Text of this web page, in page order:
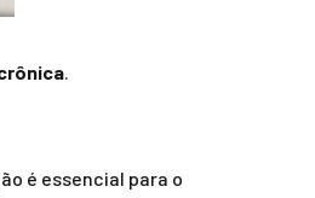
.
é essencial para o